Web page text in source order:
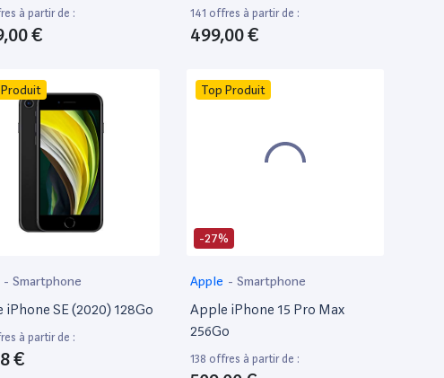
à partir de :
€
141 offres à partir de :
499,00 €
- Smartphone
iPhone SE (2020) 128Go
à partir de :
€
-27%
Top Produit
Apple - Smartphone
Apple iPhone 15 Pro Max
256Go
138 offres à partir de :